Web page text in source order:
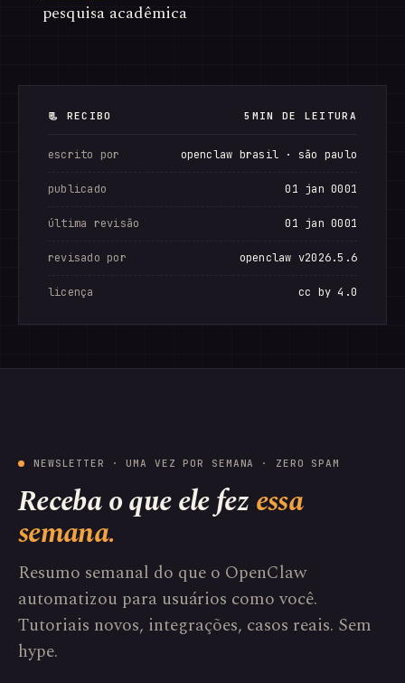
pesquisa acadêmica
📃 RECIBO 5MIN DE LEITURA
escrito por openclaw brasil · são paulo
publicado 01 jan 0001
última revisão 01 jan 0001
revisado por openclaw v2026.5.6
licença cc by 4.0
NEWSLETTER · UMA VEZ POR SEMANA · ZERO SPAM
Receba o que ele fezessa
semana.
Resumo semanal do que o OpenClaw
automatizou para usuários como você.
Tutoriais novos, integrações, casos reais. Sem
hype.